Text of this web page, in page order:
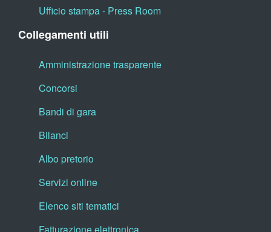
Ufficio stampa - Press Room
Collegamenti utili
Amministrazione trasparente
Concorsi
Bandi di gara
Bilanci
Albo pretorio
Servizi online
Elenco siti tematici